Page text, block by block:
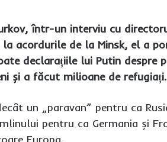
într-un interviu cu
acordurile de la Minsk, el a
declarațiile lui Putin despre
și a făcut milioane de refugiați.
un „paravan” pentru ca
pentru ca Germania și